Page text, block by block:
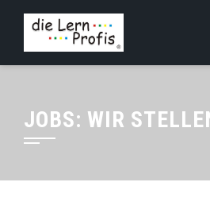
Skip
content
JOBS: WIR